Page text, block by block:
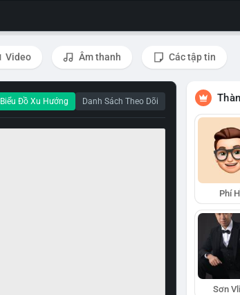
Video Âm thanh Các tập tin
Biểu Đồ Xu Hướng Danh Sách Theo Dõi
Phí
Sơn